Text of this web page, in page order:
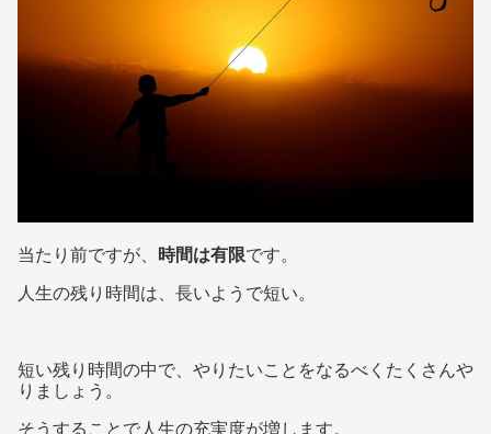
当たり前ですが、 時間は有限です。
人生の残り時間は、長いようで短い。
短い残り時間の中で、やりたいことをなるべくたくさんや
りましょう。
そうすることで人生の充実度が増します。